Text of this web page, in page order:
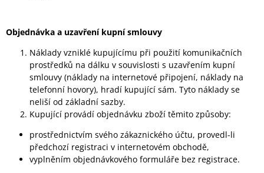
Objednávka a uzavření kupní smlouvy
Náklady vzniklé kupujícímu při použití komunikačních
prostředků na dálku v souvislosti s uzavřením kupní
smlouvy (náklady na internetové připojení, náklady na
telefonní hovory), hradí kupující sám. Tyto náklady se
neliší od základní sazby.
Kupující provádí objednávku zboží těmito způsoby:
prostřednictvím svého zákaznického účtu, provedl-li
předchozí registraci v internetovém obchodě,
vyplněním objednávkového formuláře bez registrace.